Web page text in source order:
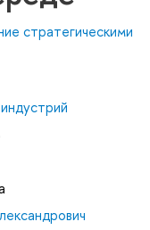
стратегическими